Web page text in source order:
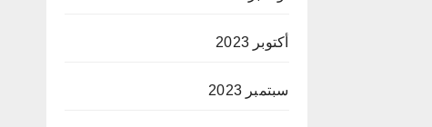
أكتوبر 2023
سبتمبر 2023